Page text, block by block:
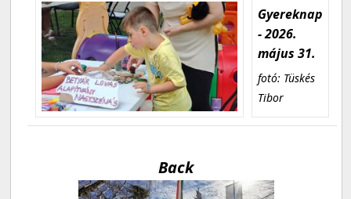
Gyereknap
- 2026.
május 31.
fotó: Tüskés
Tibor
Back